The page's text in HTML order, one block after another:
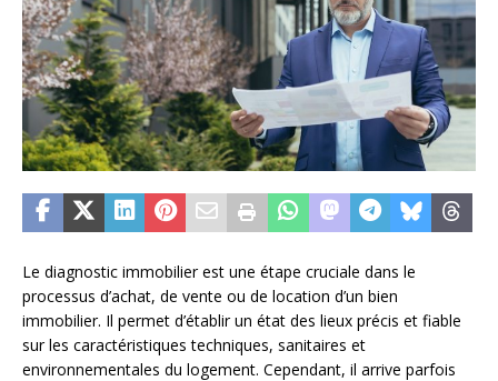
Le diagnostic immobilier est une étape cruciale dans le
processus d’achat, de vente ou de location d’un bien
immobilier. Il permet d’établir un état des lieux précis et fiable
sur les caractéristiques techniques, sanitaires et
environnementales du logement. Cependant, il arrive parfois